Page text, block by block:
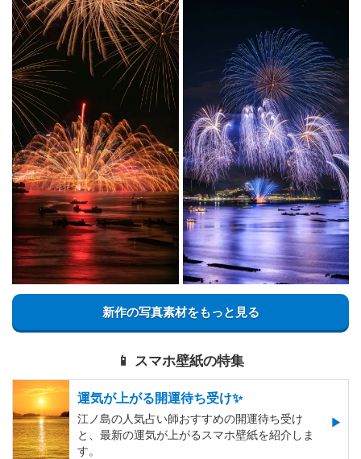
新作の写真素材をもっと見る
📱 スマホ壁紙の特集
運気が上がる開運待ち受け✨
江ノ島の人気占い師おすすめの開運待ち受け
と、最新の運気が上がるスマホ壁紙を紹介しま
す。